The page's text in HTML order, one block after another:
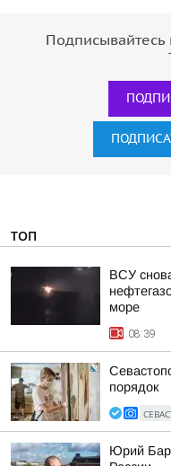
ТОП
ВСУ
море
08:39
порядок
Юрий